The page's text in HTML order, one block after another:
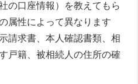
の口座情報）を教えてもら
属性によって異なります
請求書、本人確認書類、相
戸籍、被相続人の住所の確